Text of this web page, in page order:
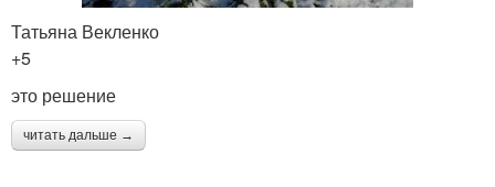
Татьяна Векленко
+5
это решение
читать дальше →